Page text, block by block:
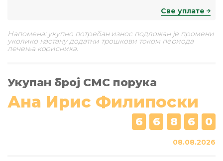
Све уплате
Напомена: укупно потребан износ подложан је промени
уколико настану додатни трошкови током периода
лечења корисника.
Укупан број СМС порука
Ана Ирис Филипоски
6 6 8 6 0
08.08.2026